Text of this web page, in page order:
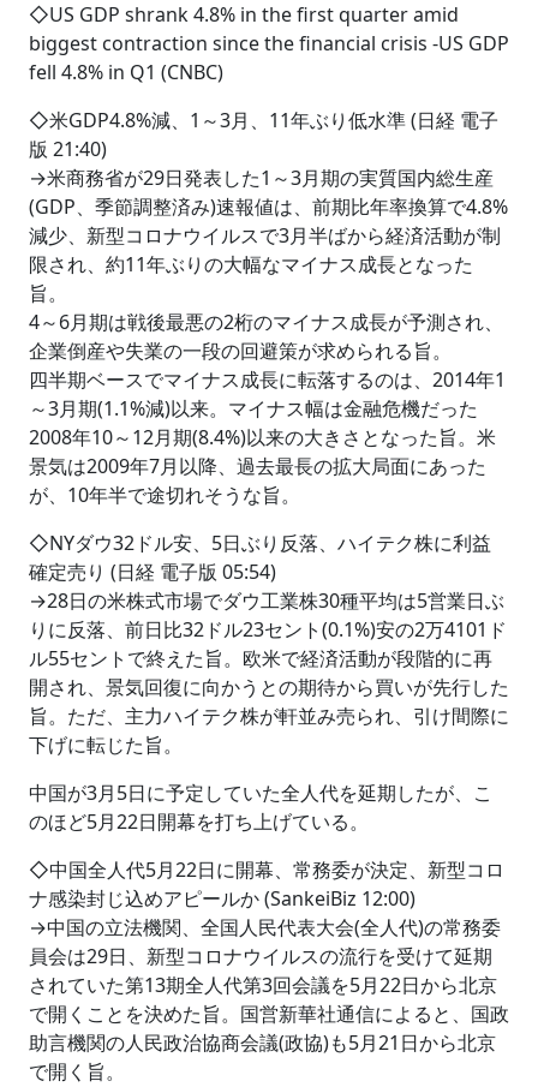
◇US GDP shrank 4.8% in the first quarter amid
biggest contraction since the financial crisis -US GDP
fell 4.8% in Q1 (CNBC)
◇米GDP4.8%減、1～3月、11年ぶり低水準 (日経 電子
版 21:40)
→米商務省が29日発表した1～3月期の実質国内総生産
(GDP、季節調整済み)速報値は、前期比年率換算で4.8%
減少、新型コロナウイルスで3月半ばから経済活動が制
限され、約11年ぶりの大幅なマイナス成長となった
旨。
4～6月期は戦後最悪の2桁のマイナス成長が予測され、
企業倒産や失業の一段の回避策が求められる旨。
四半期ベースでマイナス成長に転落するのは、2014年1
～3月期(1.1%減)以来。マイナス幅は金融危機だった
2008年10～12月期(8.4%)以来の大きさとなった旨。米
景気は2009年7月以降、過去最長の拡大局面にあった
が、10年半で途切れそうな旨。
◇NYダウ32ドル安、5日ぶり反落、ハイテク株に利益
確定売り (日経 電子版 05:54)
→28日の米株式市場でダウ工業株30種平均は5営業日ぶ
りに反落、前日比32ドル23セント(0.1%)安の2万4101ド
ル55セントで終えた旨。欧米で経済活動が段階的に再
開され、景気回復に向かうとの期待から買いが先行した
旨。ただ、主力ハイテク株が軒並み売られ、引け間際に
下げに転じた旨。
中国が3月5日に予定していた全人代を延期したが、こ
のほど5月22日開幕を打ち上げている。
◇中国全人代5月22日に開幕、常務委が決定、新型コロ
ナ感染封じ込めアピールか (SankeiBiz 12:00)
→中国の立法機関、全国人民代表大会(全人代)の常務委
員会は29日、新型コロナウイルスの流行を受けて延期
されていた第13期全人代第3回会議を5月22日から北京
で開くことを決めた旨。国営新華社通信によると、国政
助言機関の人民政治協商会議(政協)も5月21日から北京
で開く旨。